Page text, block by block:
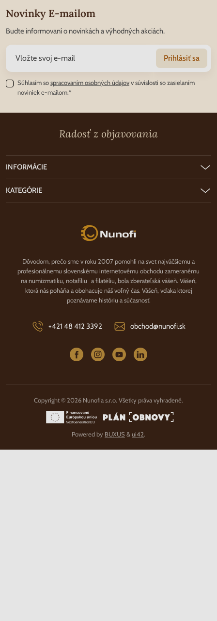
Novinky E-mailom
Budte informovaní o novinkách a výhodných akciách.
Prihlásiť sa
Súhlasím sospracovaním osobných údajovv súvislosti so zasielaním
noviniek e-mailom.*
Radosť z objavovania
Nunofi.sk
Dôvodom, prečo sme v roku 2007 pomohli na svet najväčšiemu a
profesionálnemu slovenskému internetovému obchodu zameranému
na numizmatiku, notafíliu a filatéliu, bola zberateľská vášeň. Vášeň,
ktorá nás poháňa a obohacuje náš voľný čas. Vášeň, vďaka ktorej
poznávame históriu a súčasnosť.
+421 48 412 3392 obchod@nunofi.sk
INFORMÁCIE
KATEGÓRIE
Copyright © 2026 Nunofia s.r.o. Všetky práva vyhradené.
Powered by BUXUS &ui42.